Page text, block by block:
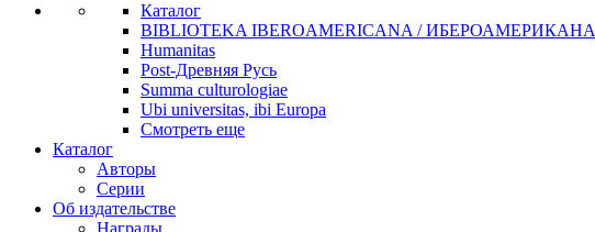
Каталог
BIBLIOTEKA IBEROAMERICANA / ИБЕРОАМЕРИКАНА
Humanitas
Post-Древняя Русь
Summa culturologiae
Ubi universitas, ibi Europa
Смотреть еще
Каталог
Авторы
Серии
Об издательстве
Награды